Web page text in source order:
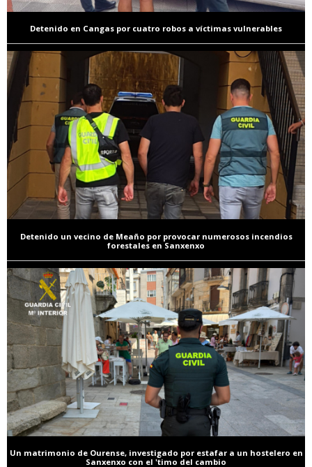
Detenido en Cangas por cuatro robos a víctimas vulnerables
Detenido un vecino de Meaño por provocar numerosos incendios
forestales en Sanxenxo
Un matrimonio de Ourense, investigado por estafar a un hostelero en
Sanxenxo con el 'timo del cambio